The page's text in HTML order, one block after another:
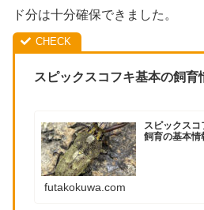
ド分は十分確保できました。
スピックスコフキ基本の飼育
スピックス
飼育の基本情
futakokuwa.com